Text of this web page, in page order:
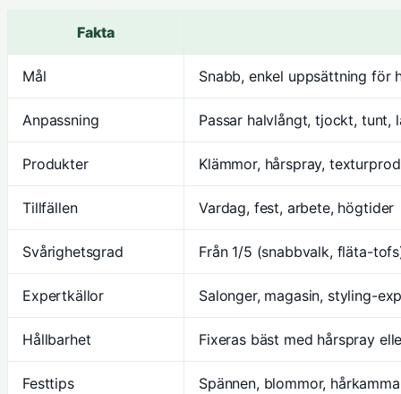
Fakta
Mål Snabb, enkel uppsättning för
Anpassning Passar halvlångt, tjockt, tunt,
Produkter Klämmor, hårspray,
Tillfällen Vardag, fest, arbete, högtider
Svårighetsgrad Från 1/5 (snabbvalk, fläta-
Expertkällor Salonger, magasin, styling-
Hållbarhet Fixeras bäst med hårspray
Festtips Spännen, blommor,